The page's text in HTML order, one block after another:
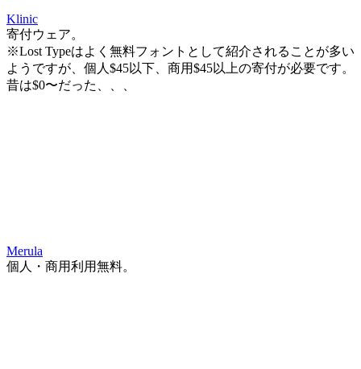
Klinic
寄付ウェア。
※Lost Typeはよく無料フォントとして紹介されることが多い
ようですが、個人$45以下、商用$45以上の寄付が必要です。
昔は$0〜だった、、、
Merula
個人・商用利用無料。